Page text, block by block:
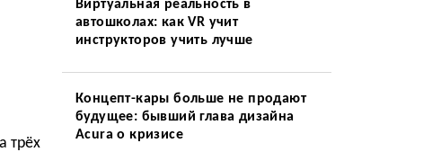
трёх
Виртуальная реальность в
автошколах: как VR учит
инструкторов учить лучше
Концепт-кары больше не продают
будущее: бывший глава дизайна
Acura о кризисе